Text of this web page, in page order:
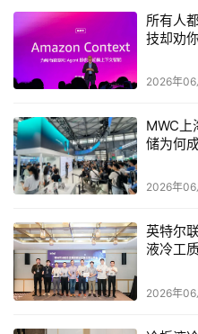
在协鑫能源科技股份有限公
下，带来GW级Token工厂
场高杠杆豪赌？
所有人
技却劝
2026年
MWC上
储为何
2026年06
英特尔
液冷工
2026年